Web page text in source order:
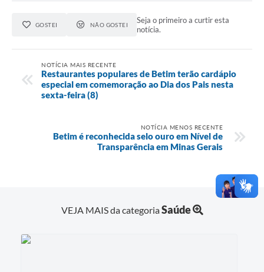
GOSTEI NÃO GOSTEI
Seja o primeiro a curtir esta
notícia.
NOTÍCIA MAIS RECENTE
Restaurantes populares de Betim terão cardápio
especial em comemoração ao Dia dos Pais nesta
sexta-feira (8)
NOTÍCIA MENOS RECENTE
Betim é reconhecida selo ouro em Nível de
Transparência em Minas Gerais
VEJA MAIS da categoriaSaúde